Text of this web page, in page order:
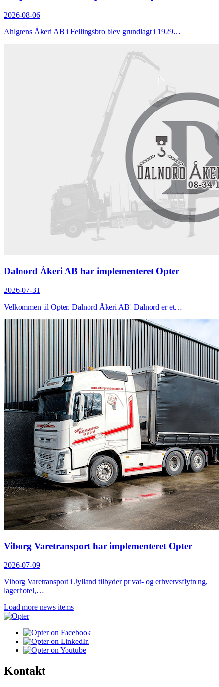
2026-08-06
Ahlgrens Åkeri AB i Fellingsbro blev grundlagt i 1929…
Dalnord Åkeri AB har implementeret Opter
2026-07-31
Velkommen til Opter, Dalnord Åkeri AB! Dalnord er et…
Viborg Varetransport har implementeret Opter
2026-07-09
Viborg Varetransport i Jylland tilbyder privat- og erhvervsflytning,
lagerhotel,…
Load more news items
Kontakt